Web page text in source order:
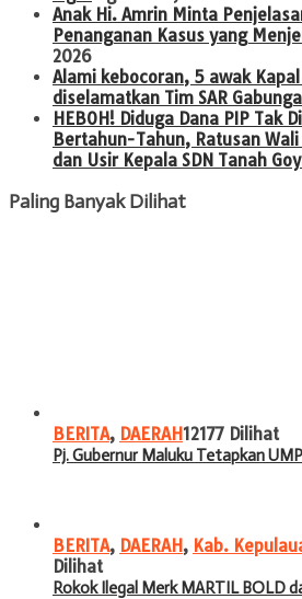
Anak Hi. Amrin Minta
Penanganan Kasus yang
2026
Alami kebocoran, 5 awak
diselamatkan Tim SAR
HEBOH! Diduga Dana PIP Tak
Bertahun-Tahun, Ratusan
dan Usir Kepala SDN Tanah
Paling Banyak Dilihat
BERITA, DAERAH12177 Dilihat
Pj. Gubernur Maluku Tetapkan
BERITA, DAERAH, Kab.
Dilihat
Rokok Ilegal Merk MARTIL BOLD